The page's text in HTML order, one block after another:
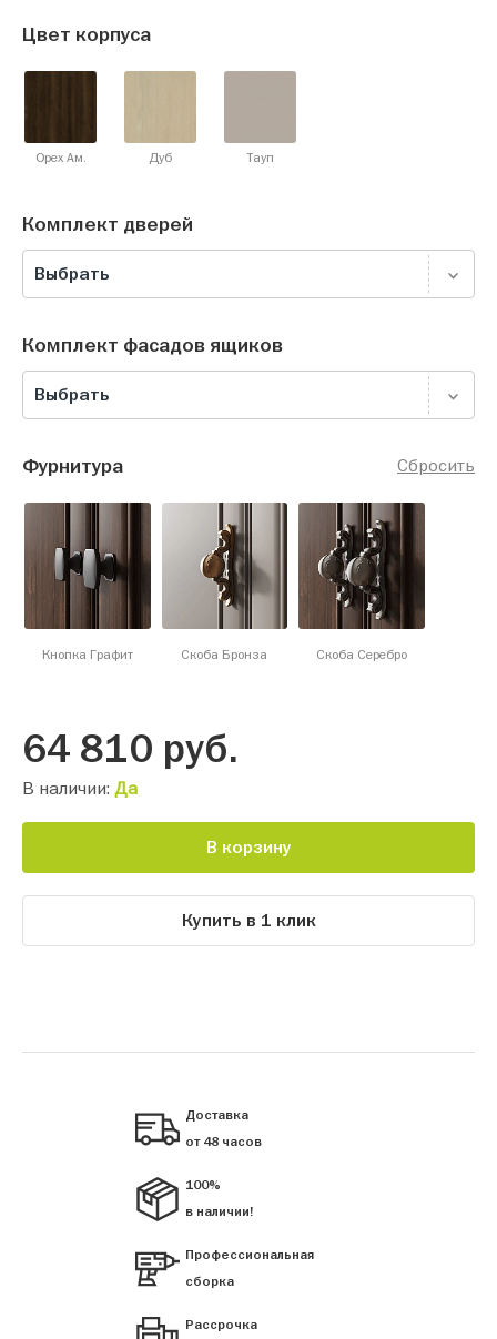
Цвет корпуса
Орех Ам. Дуб Тауп
Комплект дверей
Выбрать
Комплект фасадов ящиков
Выбрать
Сбросить
Фурнитура
Кнопка Графит Скоба Бронза Скоба Серебро
64 810 руб.
В наличии: Да
В корзину
Купить в 1 клик
Доставка
от 48 часов
100%
в наличии!
Профессиональная
сборка
Рассрочка